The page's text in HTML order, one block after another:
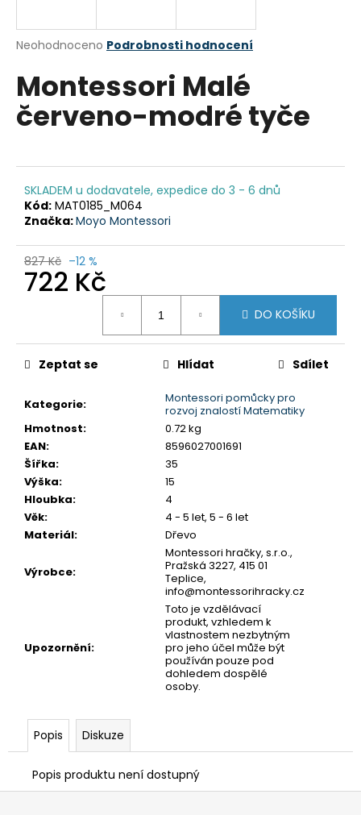
Průměrné
produktu
je
0,0
z
Neohodnoceno Podrobnosti hodnocení
Montessori Malé
červeno-modré tyče
SKLADEM u dodavatele, expedice do 3 - 6 dnů
Kód: MAT0185_M064
Značka:Moyo Montessori
827 Kč –12 %
722 Kč
DO KOŠÍKU
Kategorie:
Montessori pomůcky pro
rozvoj znalostí Matematiky
Hmotnost:
0.72 kg
EAN:
8596027001691
Šířka:
35
Výška:
15
Hloubka:
4
Věk:
4 - 5 let, 5 - 6 let
Materiál: Dřevo
Výrobce:
Montessori hračky, s.r.o.,
Pražská 3227, 415 01
Teplice,
info@montessorihracky.cz
Upozornění:
Toto je vzdělávací
produkt, vzhledem k
vlastnostem nezbytným
pro jeho účel může být
používán pouze pod
dohledem dospělé
osoby.
Zeptat se Hlídat Sdílet
Popis Diskuze
Popis produktu není dostupný
j
t
?
HLEDAT
D
o
u
č
m
e
MONTESSORI
MOYO
MONTESSORI
NÁHRADNÍ
PUZZLE
Z